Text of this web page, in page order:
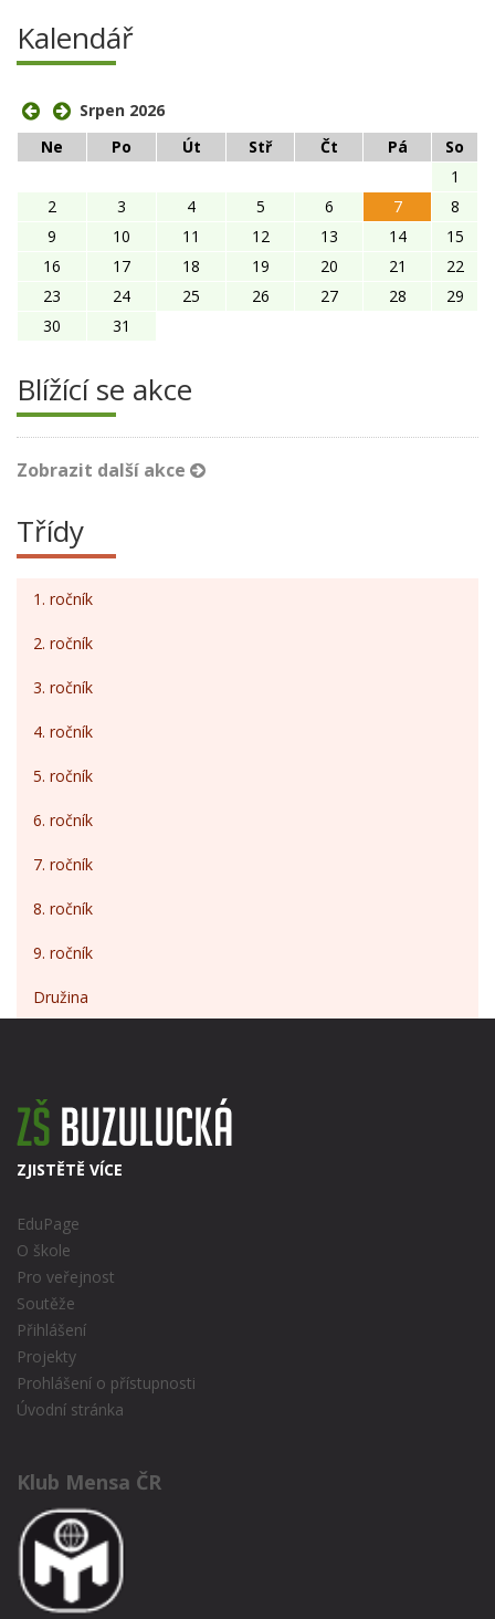
Kalendář
Srpen 2026
Ne
Po Út Stř Čt Pá
So
1
2
3 4 5 6 7
8
9
10 11 12 13 14
15
16
17 18 19 20 21
22
23
24 25 26 27 28
29
30
31
Blížící se akce
Zobrazit další akce
Třídy
1. ročník
2. ročník
3. ročník
4. ročník
5. ročník
6. ročník
7. ročník
8. ročník
9. ročník
Družina
ZJISTĚTĚ VÍCE
EduPage
O škole
Pro veřejnost
Soutěže
Přihlášení
Projekty
Prohlášení o přístupnosti
Úvodní stránka
Klub Mensa ČR